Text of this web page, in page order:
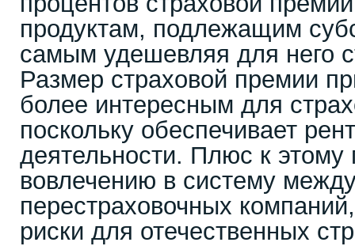
продуктам, подлежащим
самым удешевляя для него
Размер страховой премии
более интересным для
поскольку обеспечивает
деятельности. Плюс к этому
вовлечению в систему
перестраховочных
риски для отечественных